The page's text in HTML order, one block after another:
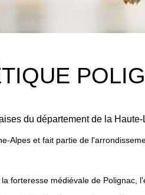
du département de la Haute-
Alpes et fait partie de
forteresse médiévale de Polignac,